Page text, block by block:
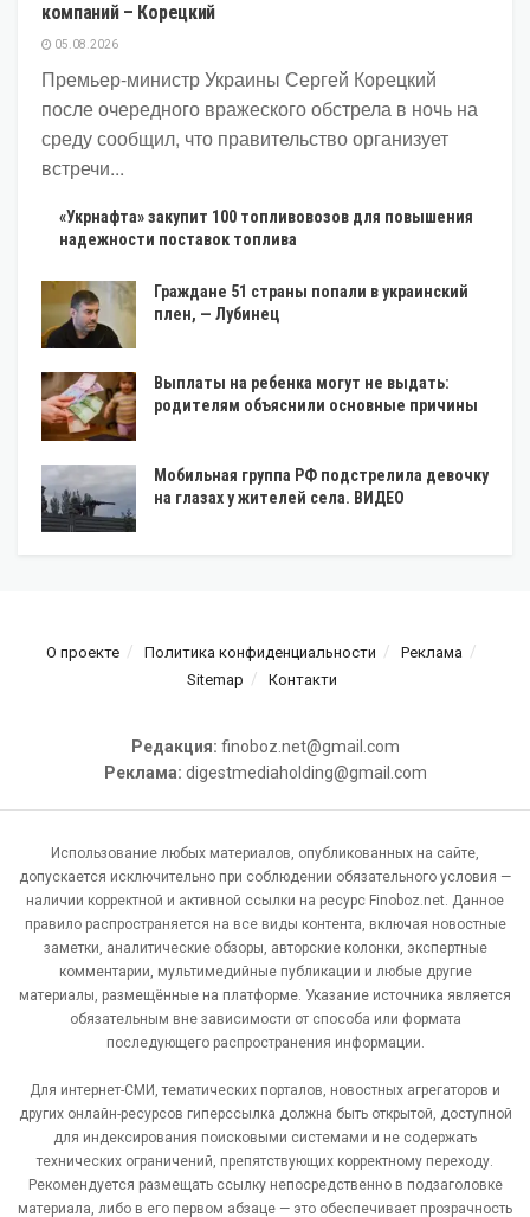
компаний – Корецкий
05.08.2026
Премьер-министр Украины Сергей Корецкий
после очередного вражеского обстрела в ночь на
среду сообщил, что правительство организует
встречи...
«Укрнафта» закупит 100 топливовозов для повышения
надежности поставок топлива
Граждане 51 страны попали в украинский
плен, — Лубинец
Выплаты на ребенка могут не выдать:
родителям объяснили основные причины
Мобильная группа РФ подстрелила девочку
на глазах у жителей села. ВИДЕО
О проекте Политика конфиденциальности
Реклама
Sitemap
Контакти
Редакция: finoboz.net@gmail.com
Реклама: digestmediaholding@gmail.com
Использование любых материалов, опубликованных на сайте,
допускается исключительно при соблюдении обязательного условия —
наличии корректной и активной ссылки на ресурс Finoboz.net. Данное
правило распространяется на все виды контента, включая новостные
заметки, аналитические обзоры, авторские колонки, экспертные
комментарии, мультимедийные публикации и любые другие
материалы, размещённые на платформе. Указание источника является
обязательным вне зависимости от способа или формата
последующего распространения информации.
Для интернет-СМИ, тематических порталов, новостных агрегаторов и
других онлайн-ресурсов гиперссылка должна быть открытой, доступной
для индексирования поисковыми системами и не содержать
технических ограничений, препятствующих корректному переходу.
Рекомендуется размещать ссылку непосредственно в подзаголовке
материала, либо в его первом абзаце — это обеспечивает прозрачность